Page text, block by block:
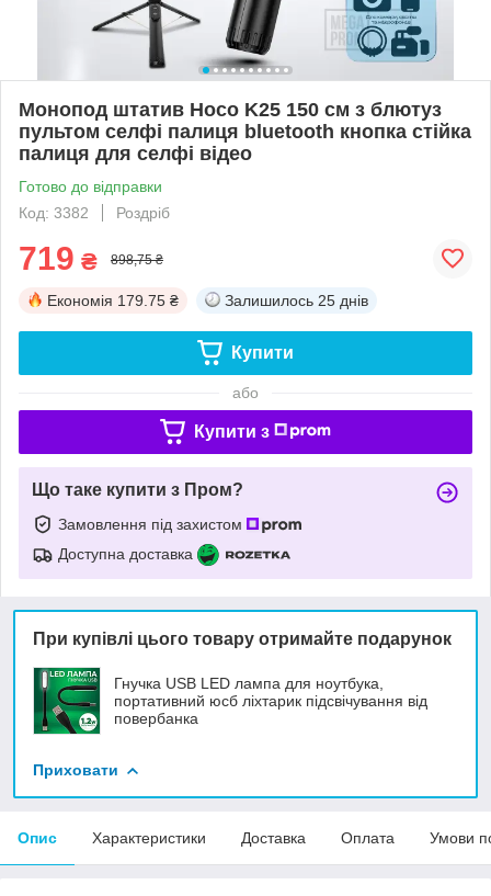
Монопод штатив Hoco K25 150 см з блютуз
пультом селфі палиця bluetooth кнопка стійка
палиця для селфі відео
Готово до відправки
Код: 3382
Роздріб
719 ₴ 898,75 ₴
Економія 179.75 ₴ Залишилось 25 днів
Купити
або
Купити з
Що таке купити з Пром?
Замовлення під захистом
Доступна доставка
При купівлі цього товару отримайте подарунок
Гнучка USB LED лампа для ноутбука,
портативний юсб ліхтарик підсвічування від
повербанка
Приховати
Опис Характеристики Доставка Оплата Умови